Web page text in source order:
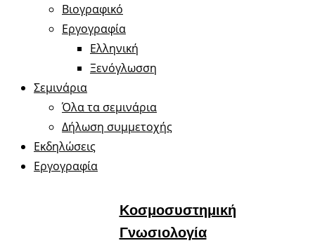
Βιογραφικό
Εργογραφία
Ελληνική
Ξενόγλωσση
Σεμινάρια
Όλα τα σεμινάρια
Δήλωση συμμετοχής
Εκδηλώσεις
Εργογραφία
Κοσμοσυστημική
Γνωσιολογία